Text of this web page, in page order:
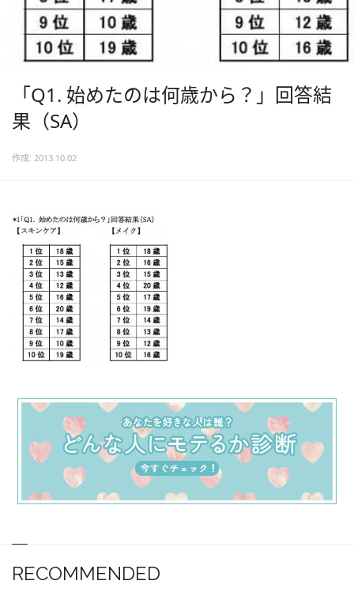
「Q1. 始めたのは何歳から？」回答結
果（SA）
作成: 2013.10.02
RECOMMENDED